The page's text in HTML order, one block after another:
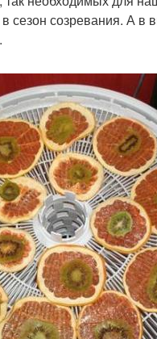
сезон созревания. А